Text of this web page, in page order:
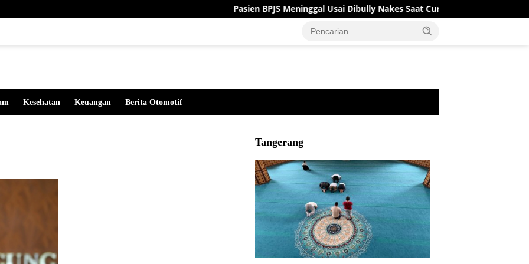
Pasien BPJS Meninggal Usai Dibully Nakes Saat Curhat di Threads
Kesehatan Keuangan Berita Otomotif
Tangerang